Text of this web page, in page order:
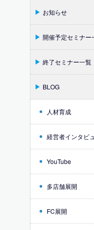
お知らせ
開催予定セミナー
終了セミナー一覧
BLOG
人材育成
経営者インタビ
YouTube
多店舗展開
FC展開